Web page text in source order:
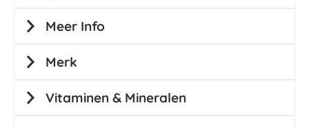
Meer Info
Merk
Vitaminen & Mineralen